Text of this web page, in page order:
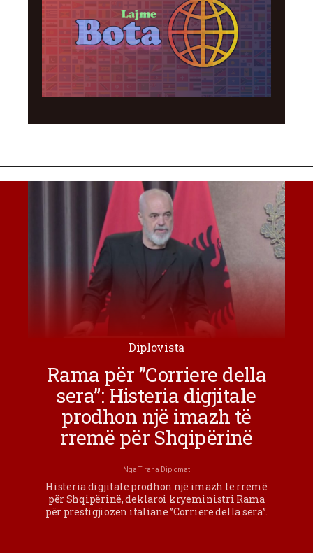
Diplovista
Rama për ”Corriere della
sera”: Histeria digjitale
prodhon një imazh të
rremë për Shqipërinë
NgaTirana Diplomat
Histeria digjitale prodhon një imazh të rremë
për Shqipërinë, deklaroi kryeministri Rama
për prestigjiozen italiane ”Corriere della sera”.